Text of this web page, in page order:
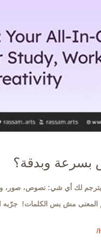
بسرعة وبدقة؟
يترجم لك أي شي: نصوص، صور،
المعنى مش بس الكلمات! جرّبه